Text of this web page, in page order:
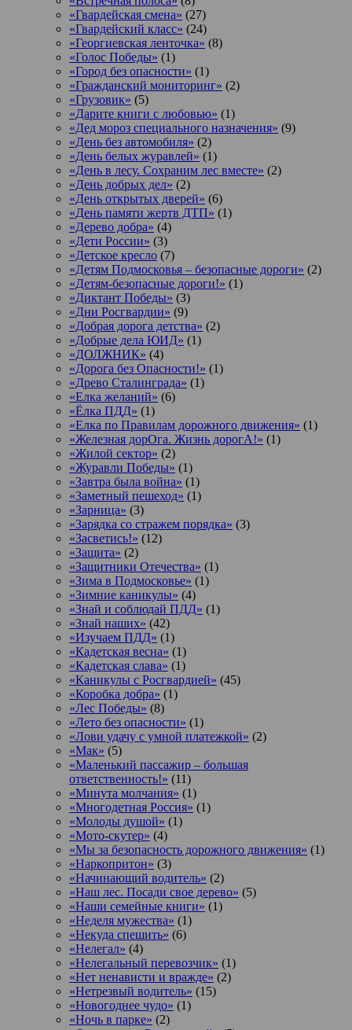
«Гвардейская смена» (27)
«Гвардейский класс» (24)
«Георгиевская ленточка» (8)
«Голос Победы» (1)
«Город без опасности» (1)
«Гражданский мониторинг» (2)
«Грузовик» (5)
«Дарите книги с любовью» (1)
«Дед мороз специального назначения» (9)
«День без автомобиля» (2)
«День белых журавлей» (1)
«День в лесу. Сохраним лес вместе» (2)
«День добрых дел» (2)
«День открытых дверей» (6)
«День памяти жертв ДТП» (1)
«Дерево добра» (4)
«Дети России» (3)
«Детское кресло (7)
«Детям Подмосковья – безопасные дороги» (2)
«Детям-безопасные дороги!» (1)
«Диктант Победы» (3)
«Дни Росгвардии» (9)
«Добрая дорога детства» (2)
«Добрые дела ЮИД» (1)
«ДОЛЖНИК» (4)
«Дорога без Опасности!» (1)
«Древо Сталинграда» (1)
«Елка желаний» (6)
«Ёлка ПДД» (1)
«Елка по Правилам дорожного движения» (1)
«Железная дорОга. Жизнь дорогА!» (1)
«Жилой сектор» (2)
«Журавли Победы» (1)
«Завтра была война» (1)
«Заметный пешеход» (1)
«Зарница» (3)
«Зарядка со стражем порядка» (3)
«Засветись!» (12)
«Защита» (2)
«Защитники Отечества» (1)
«Зима в Подмосковье» (1)
«Зимние каникулы» (4)
«Знай и соблюдай ПДД» (1)
«Знай наших» (42)
«Изучаем ПДД» (1)
«Кадетская весна» (1)
«Кадетская слава» (1)
«Каникулы с Росгвардией» (45)
«Коробка добра» (1)
«Лес Победы» (8)
«Лето без опасности» (1)
«Лови удачу с умной платежкой» (2)
«Мак» (5)
«Маленький пассажир – большая
ответственность!» (11)
«Минута молчания» (1)
«Многодетная Россия» (1)
«Молоды душой» (1)
«Мото-скутер» (4)
«Мы за безопасность дорожного движения» (1)
«Наркопритон» (3)
«Начинающий водитель» (2)
«Наш лес. Посади свое дерево» (5)
«Наши семейные книги» (1)
«Неделя мужества» (1)
«Некуда спешить» (6)
«Нелегал» (4)
«Нелегальный перевозчик» (1)
«Нет ненависти и вражде» (2)
«Нетрезвый водитель» (15)
«Новогоднее чудо» (1)
«Ночь в парке» (2)